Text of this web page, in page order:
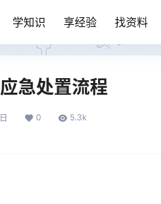
学知识 享经验 找资料
急处置流程
0 5.3k